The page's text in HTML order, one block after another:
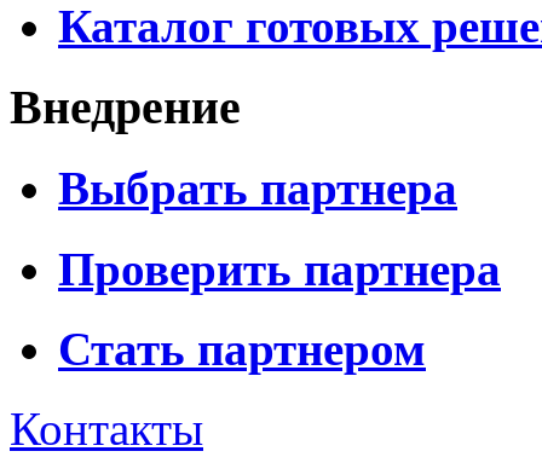
Каталог готовых
Внедрение
Выбрать партнера
Проверить партнера
Стать партнером
Контакты